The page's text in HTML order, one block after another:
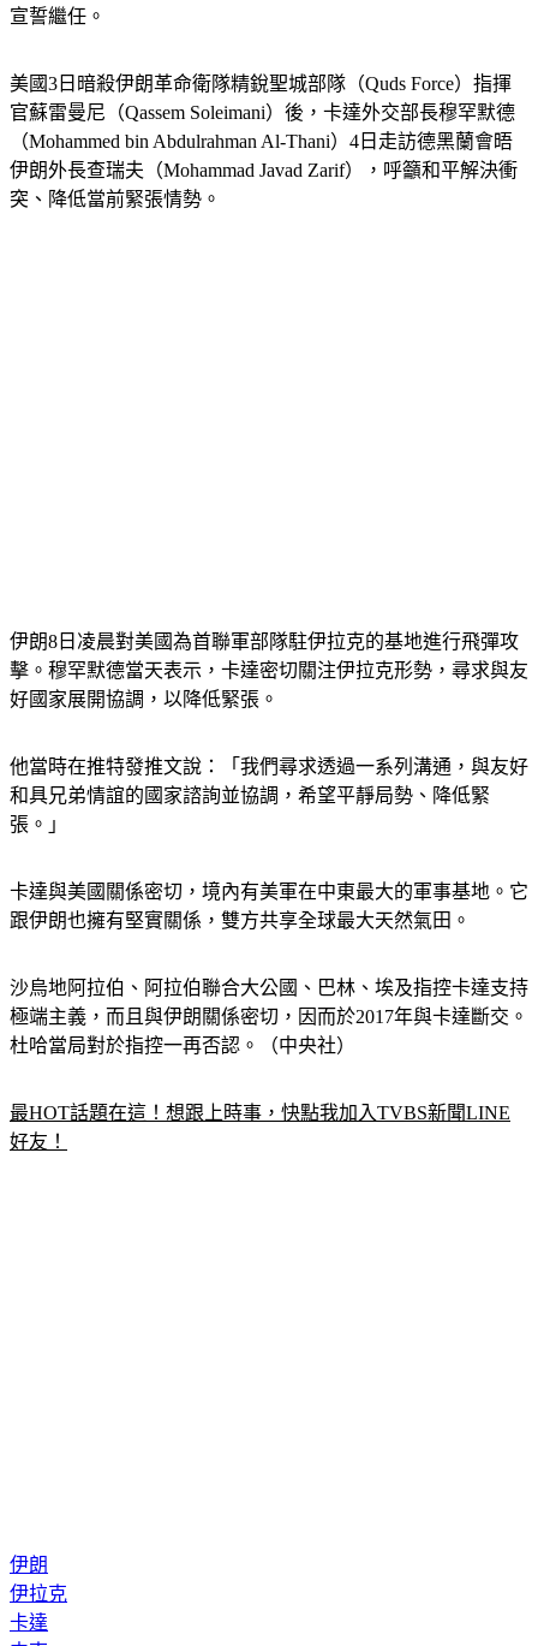
丹（Qaboos Bin Said al-Said）10日駕崩，他的堂弟海賽姆11日
美國3日暗殺伊朗革命衛隊精銳聖城部隊（Quds Force）指揮
官蘇雷曼尼（Qassem Soleimani）後，卡達外交部長穆罕默德
（Mohammed bin Abdulrahman Al-Thani）4日走訪德黑蘭會晤
伊朗外長查瑞夫（Mohammad Javad Zarif），呼籲和平解決衝
伊朗8日凌晨對美國為首聯軍部隊駐伊拉克的基地進行飛彈攻
擊。穆罕默德當天表示，卡達密切關注伊拉克形勢，尋求與友
他當時在推特發推文說：「我們尋求透過一系列溝通，與友好
和具兄弟情誼的國家諮詢並協調，希望平靜局勢、降低緊
卡達與美國關係密切，境內有美軍在中東最大的軍事基地。它
沙烏地阿拉伯、阿拉伯聯合大公國、巴林、埃及指控卡達支持
極端主義，而且與伊朗關係密切，因而於2017年與卡達斷交。
最HOT話題在這！想跟上時事，快點我加入TVBS新聞LINE
伊朗
伊拉克